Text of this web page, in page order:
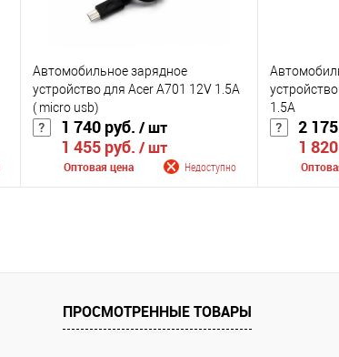
Автомобильное зарядное
устройство для Acer A701 12V 1.5A
( micro usb)
1 740 руб. / шт
1 455 руб. / шт
Оптовая цена Недоступно
1.5A
2
1
ПРОСМОТРЕННЫЕ ТОВАРЫ